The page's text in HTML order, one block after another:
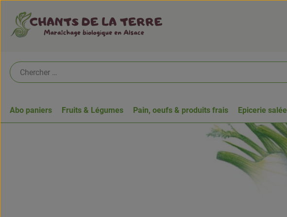
Abo paniers Fruits & Légumes Pain, oeufs & produits frais Epicerie salée